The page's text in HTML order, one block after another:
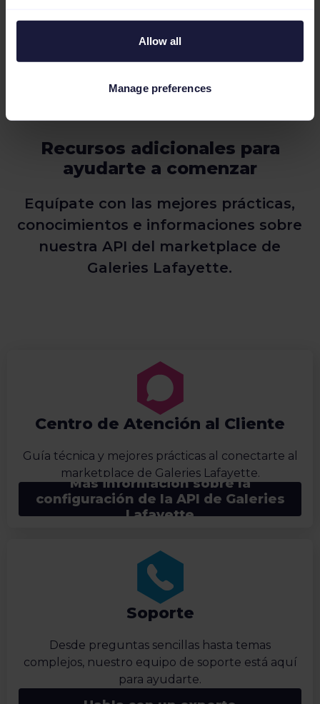
Allow all
Manage preferences
Recursos adicionales para
ayudarte a comenzar
Equípate con las mejores prácticas,
conocimientos e informaciones sobre
nuestra API del marketplace de
Galeries Lafayette.
Centro de Atención al Cliente
Guía técnica y mejores prácticas al conectarte al
marketplace de Galeries Lafayette.
Más información sobre la
configuración de la API de Galeries
Lafayette
Soporte
Desde preguntas sencillas hasta temas
complejos, nuestro equipo de soporte está aquí
para ayudarte.